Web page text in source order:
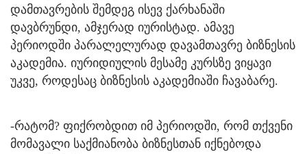
დამთავრების შემდეგ ისევ ქარხანაში
დავბრუნდი, ამჯერად იურისტად. ამავე
პერიოდში პარალელურად დავამთავრე ბიზნესის
აკადემია. იურიდიულის მესამე კურსზე ვიყავი
უკვე, როდესაც ბიზნესის აკადემიაში ჩავაბარე.
-რატომ? ფიქრობდით იმ პერიოდში, რომ თქვენი
მომავალი საქმიანობა ბიზნესთან იქნებოდა